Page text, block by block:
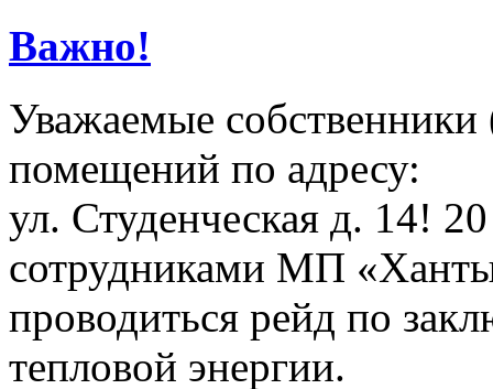
Важно!
Уважаемые
помещений по адресу:
ул. Студенческая д. 14!
сотрудниками МП
проводиться рейд по
тепловой энергии.